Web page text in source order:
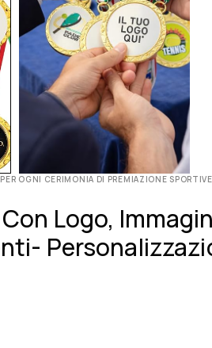
OGNI CERIMONIA DI PREMIAZIONE
Logo,